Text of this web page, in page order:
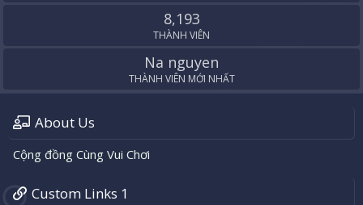
8,193
THÀNH VIÊN
Na nguyen
THÀNH VIÊN MỚI NHẤT
About Us
Cộng đồng Cùng Vui Chơi
Custom Links 1